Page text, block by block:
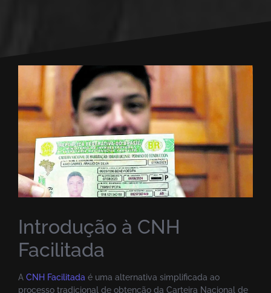
Introdução à CNH
Facilitada
A CNH Facilitada é uma alternativa simplificada ao
processo tradicional de obtenção da Carteira Nacional de